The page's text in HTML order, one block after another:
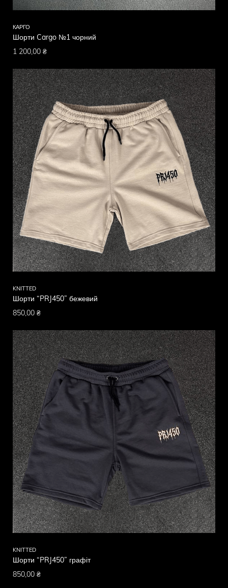
КАРГО
Шорти Cargo №1 чорний
1 200,00 ₴
KNITTED
Шорти “PRJ450” бежевий
850,00 ₴
KNITTED
Шорти “PRJ450” графіт
850,00 ₴